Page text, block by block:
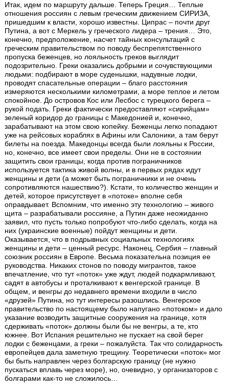
Итак, идем по маршруту дальше. Теперь Греция… Теплые
отношения россиян с левым греческим движением СИРИЗА,
пришедшим к власти, хорошо известны. Ципрас – почти друг
Путина, а вот с Меркель у греческого лидера – трения… Это,
конечно, предположение, насчет тайных консультаций с
греческим правительством по поводу беспрепятственного
пропуска беженцев, но лояльность греков выглядит
подозрительно. Греки оказались добрыми и сочувствующими
людьми: подбирают в море суденышки, надувные лодки,
проводят спасательные операции – благо расстояния
измеряются несколькими километрами, а море теплое и летом
спокойное. До островов Кос или Лесбос с турецкого берега –
рукой подать. Греки фактически предоставляют «сирийцам»
зеленый коридор до границы с Македонией и, конечно,
зарабатывают на этом свою копейку. Беженцы легко попадают
уже на рейсовых кораблях в Афины или Салоники, а там берут
билеты на поезда. Македонцы всегда были лояльны к России,
но, конечно, все имеет свои пределы. Они не в состоянии
защитить свои границы, когда против пограничников
используется тактика живой волны, и в первых рядах идут
женщины и дети (а может быть пограничники и не очень
сопротивляются нашествию?). Кстати, то количество женщин и
детей, которое присутствует в «потоке» вполне себя
оправдывает. Вспомним, что именно эту технологию – живого
щита – разрабатывали россияне, а Путин даже неожиданно
заявил, что пусть только попробуют что-либо сделать, когда на
них (украинские военные) пойдут женщины и дети.
Оказывается, что в подрывных социальных технологиях
женщины и дети – ценный ресурс. Наконец, Сербия – главный
союзник россиян в Европе. Весьма показательна позиция ее
руководства. Никаких стонов по поводу мигрантов, такое
впечатление, что тут «поток» уже ждут, людей подкармливают,
садят в автобусы и проталкивают к венгерской границе. В
общем, и венгры до недавнего времени входили в число
«друзей» Путина, но тут интересы разошлись. Венгерское
правительство по настоящему было напугано «потоком» и дало
указание возводить защитные сооружения на границе, хотя
сдерживать «поток» должны были бы не венгры, а те, кто
южнее. Вот Испания решительно не пускает на свой берег
лодки с беженцами, а греки – пожалуйста. Так что солидарность
европейцев дала заметную трещину. Теоретически «поток» мог
бы быть направлен через болгарскую границу (не нужно
пускаться вплавь через море), но, очевидно, у организаторов с
болгарами как-то не сложилось…